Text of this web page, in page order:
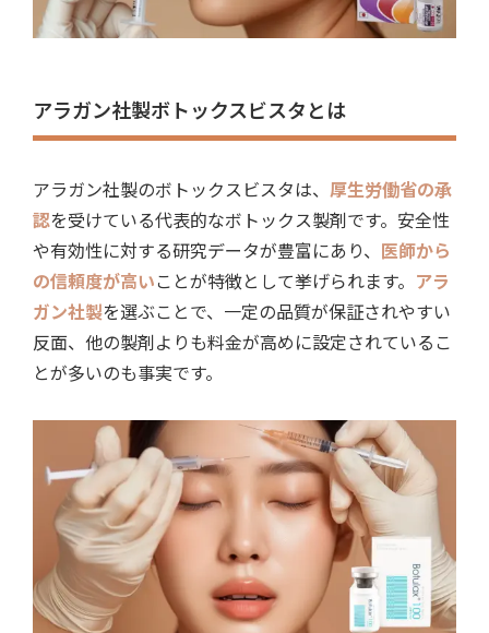
アラガン社製ボトックスビスタとは
アラガン社製のボトックスビスタは、 厚生労働省の承
認を受けている代表的なボトックス製剤です。 安全性
や有効性に対する研究データが豊富にあり、 医師から
の信頼度が高いことが特徴として挙げられます。 アラ
ガン社製を選ぶことで、 一定の品質が保証されやすい
反面、他の製剤よりも料金が高めに設定されているこ
とが多いのも事実です。